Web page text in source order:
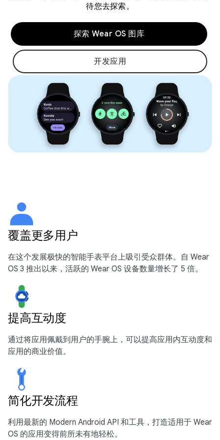
待您去探索。
探索 Wear OS 图库
开发应用
覆盖更多用户
在这个发展极快的智能手表平台上吸引受众群体。自 Wear
OS 3 推出以来，活跃的 Wear OS 设备数量增长了 5 倍。
提高互动度
通过将应用佩戴到用户的手腕上，可以提高应用内互动度和
应用的商业价值。
简化开发流程
利用最新的 Modern Android API 和工具，打造适用于 Wear
OS 的应用变得前所未有地轻松。